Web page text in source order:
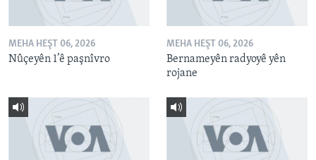
MEHA HEŞT 06, 2026
Nûçeyên 1’ê paşnîvro
MEHA HEŞT 06, 2026
Bernameyên radyoyê yên
rojane